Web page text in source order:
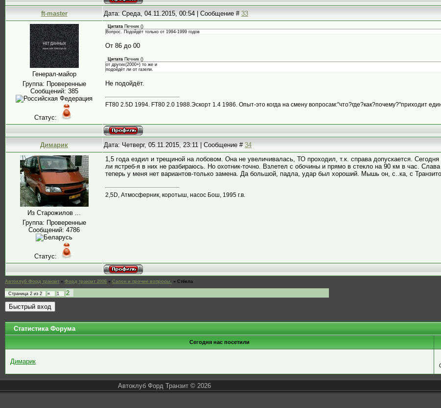
ft-master Дата: Среда, 04.11.2015, 00:54 | Сообщение #33
Генерал-майор
Группа: Проверенные
Сообщений: 385
Статус:
Цитата Печник ()
Вопрос. Подойдёт только от 1994-1999 годов
От 86 до 00
Цитата Печник ()
от других(2000+) то же и
подойдёт ли от газели.
Не подойдёт.
FT80 2.5D 1994. FT80 2.0 1988.Эскорт 1.4 1986. Опыт-это когда на смену вопросам:"что?где?как?почему?"приходит
Димарик Дата: Четверг, 05.11.2015, 23:11 | Сообщение #34
Из Старожилов ...
Группа: Проверенные
Сообщений: 4786
Статус:
1,5 года ездил и трещиной на лобовом. Она не увеличивалась, ТО проходил, т.к. справа допускается.
ли ястреб-я в них не разбираюсь. Но охотник-точно. Взлетел с обочины и прямо в стекло на 90 км в час.
теперь у меня нет вариантов-только замена. Да большой, падла, удар был хороший. Мышь он, с..ка, с
2,5D, Атмосферник, коротыш, насос Бош, 1995 г.в.
Автоклуб Форд транзит » Форд транзит 2006 » Салон и прочие вопросы. » Стёкла
Страница 2 из 2 « 1
2
Статистика Форума
Сегодня нас посетили
Димарик
Автоклуб Форд Транзит © 2026